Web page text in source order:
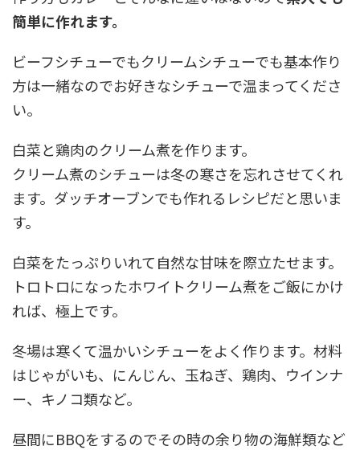
簡単に作れます。
ビーフシチューでもクリームシチューでも基本作り
方は一緒なのでお好きなシチューで温まってくださ
い。
白菜と鶏肉のクリーム煮を作ります。
クリーム煮のシチューは冬の寒さを忘れさせてくれ
ます。ダッチオーブンでも作れるレシピだと思いま
す。
白菜をたっぷりいれて自然な甘味を際立たせます。
トロトロになったホワイトクリーム煮をご飯にかけ
れば、極上です。
冬場は寒くて温かいシチューをよく作ります。材料
はじゃがいも、にんじん、玉ねぎ、鶏肉、ウインナ
ー、キノコ類など。
昼間にBBQをするのでその時の余り物の海鮮類など